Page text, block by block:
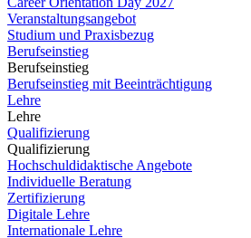
Veranstaltungsangebot
Studium und Praxisbezug
Berufseinstieg
Berufseinstieg
Berufseinstieg mit Beeinträchtigung
Lehre
Lehre
Qualifizierung
Qualifizierung
Hochschuldidaktische Angebote
Individuelle Beratung
Zertifizierung
Digitale Lehre
Internationale Lehre